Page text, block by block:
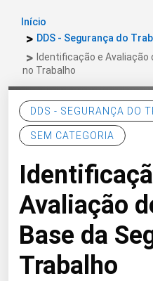
Início
DDS - Segurança do
Identificação e Avaliação
no Trabalho
DDS - SEGURANÇA DO
SEM CATEGORIA
Avaliação
Base da
Trabalho